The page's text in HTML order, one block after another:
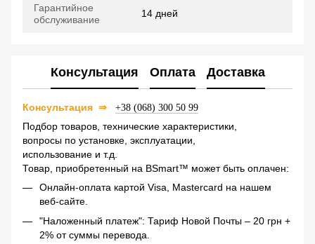
Гарантийное
обслуживание
14 дней
Консультация Оплата Доставка
Консультация ⇒ +38 (068) 300 50 99
Подбор товаров, технические характеристики,
вопросы по установке, эксплуатации,
использование и т.д.
Товар, приобретенный на BSmart™ может быть оплачен:
Онлайн-оплата картой Visa, Mastercard на нашем
веб-сайте.
"Наложенный платеж": Тариф Новой Почты – 20 грн +
2% от суммы перевода.